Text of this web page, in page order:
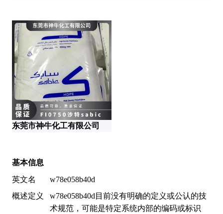
东莞市神牛化工有限公司
基本信息
英文名
w78e058b40d
概述定义
w78e058b40d目前没有明确的定义或公认的技
术规范，可能是特定系统内部的编码或标识